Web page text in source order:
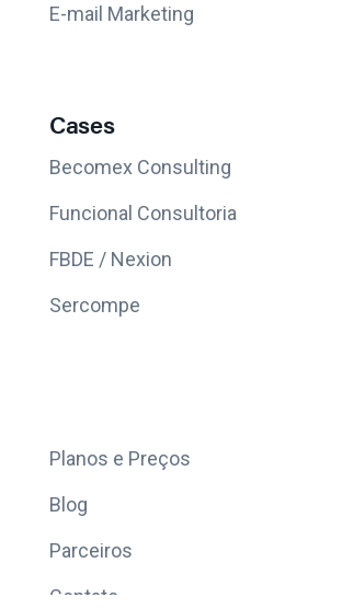
E-mail Marketing
Cases
Becomex Consulting
Funcional Consultoria
FBDE / Nexion
Sercompe
Planos e Preços
Blog
Parceiros
Contato